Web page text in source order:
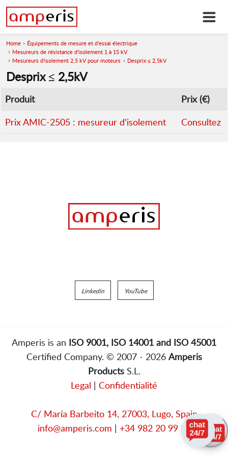
Home
Équipements de mesure et d'essai électrique
Mesureurs de résistance d'isolement 1 à 15 kV
Mesureurs d'isolement 2,5 kV pour moteurs
Desprix ≤ 2,5kV
Desprix ≤ 2,5kV
Produit
Prix (€)
Prix AMIC-2505 : mesureur d'isolement
Consultez
Linkedin YouTube
Amperis is an ISO 9001, ISO 14001 and ISO 45001
Certified Company. © 2007 - 2026 Amperis
ProductsS.L.
Legal | Confidentialité
C/ María Barbeito 14, 27003, Lugo, Spain
info@amperis.com | +34 982 20 99 20